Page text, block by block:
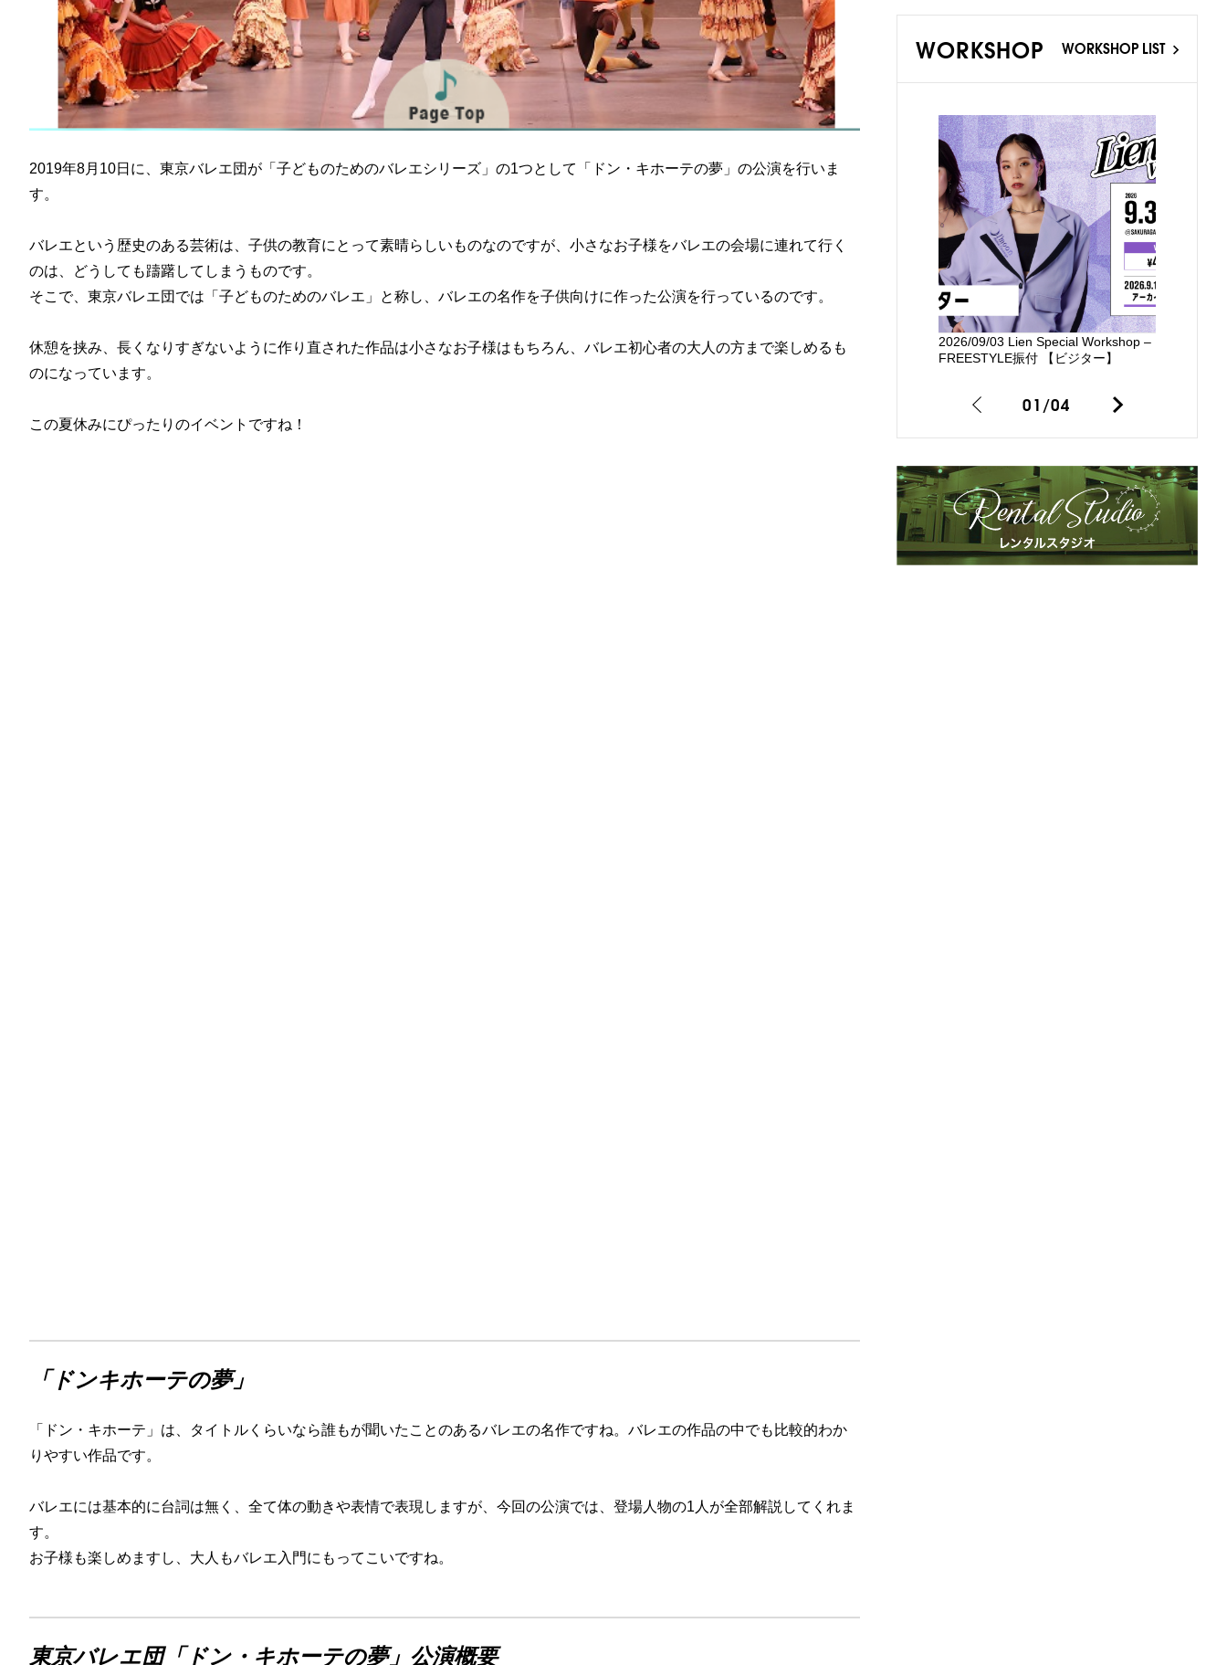
2019年8月10日に、東京バレエ団が「子どものためのバレエシリーズ」の1つとして「ドン・キホーテの夢」の公演を行いま
す。
バレエという歴史のある芸術は、子供の教育にとって素晴らしいものなのですが、小さなお子様をバレエの会場に連れて行く
のは、どうしても躊躇してしまうものです。
そこで、東京バレエ団では「子どものためのバレエ」と称し、バレエの名作を子供向けに作った公演を行っているのです。
休憩を挟み、長くなりすぎないように作り直された作品は小さなお子様はもちろん、バレエ初心者の大人の方まで楽しめるも
のになっています。
この夏休みにぴったりのイベントですね！
「ドンキホーテの夢」
「ドン・キホーテ」は、タイトルくらいなら誰もが聞いたことのあるバレエの名作ですね。 バレエの作品の中でも比較的わか
りやすい作品です。
バレエには基本的に台詞は無く、全て体の動きや表情で表現しますが、今回の公演では、登場人物の1人が全部解説してくれま
す。
お子様も楽しめますし、大人もバレエ入門にもってこいですね。
東京バレエ団「ドン・キホーテの夢」公演概要
WORKSHOP WORKSHOP LIST
2026/09/03 Lien Special Workshop –
FREESTYLE振付 【ビジター】
01/04